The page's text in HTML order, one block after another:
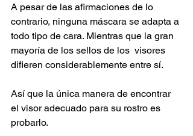
A pesar de las afirmaciones de lo
contrario, ninguna máscara se adapta a
todo tipo de cara. Mientras que la gran
mayoría de los sellos de los  visores
difieren considerablemente entre sí.
Así que la única manera de encontrar
el visor adecuado para su rostro es
probarlo.